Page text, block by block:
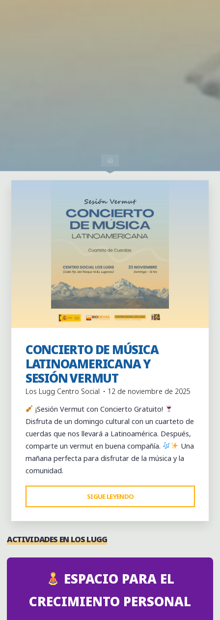
Actividades Actividades puntuales
CONCIERTO DE MÚSICA
LATINOAMERICANA Y
SESIÓN VERMUT
Los Lugg Centro Social
12 de noviembre de 2025
¡Sesión Vermut con Concierto Gratuito!
Disfruta de un domingo cultural con un cuarteto de
cuerdas que nos llevará a Latinoamérica. Después,
comparte un vermut en buena compañía.
Una
mañana perfecta para disfrutar de la música y la
comunidad.
SIGUE LEYENDO
DE
MÚSICA
SESIÓN
ACTIVIDADES EN LOS LUGG
ESPACIO PARA EL
CRECIMIENTO PERSONAL